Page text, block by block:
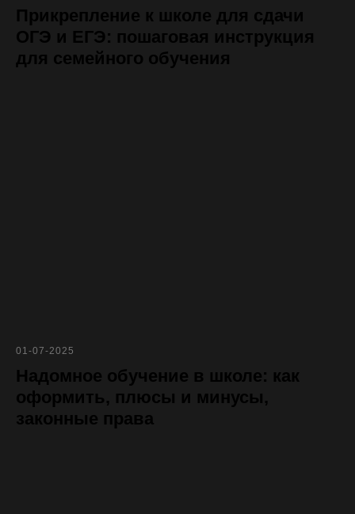
Прикрепление к школе для сдачи
ОГЭ и ЕГЭ: пошаговая инструкция
для семейного обучения
01-07-2025
Надомное обучение в школе: как
оформить, плюсы и минусы,
законные права